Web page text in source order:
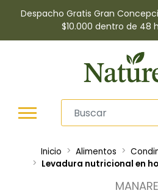
Despacho Gratis Gran
$10.000 dentro de 48
Inicio Alimentos
Levadura nutricional en
MANARE